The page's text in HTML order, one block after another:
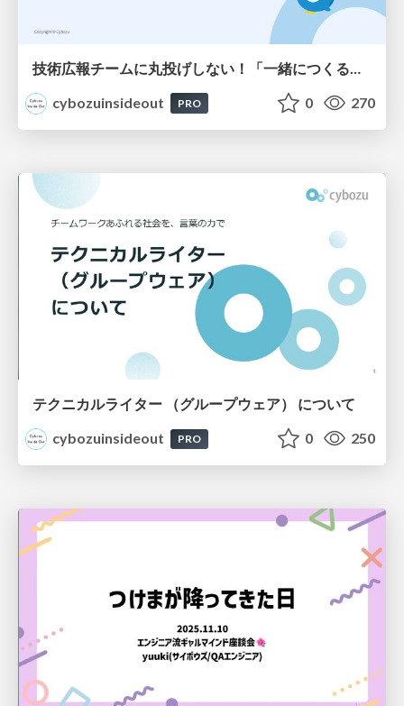
cybozuinsideout
PRO 0 270
テクニカルライター （グループウェア） について
cybozuinsideout
PRO 0 250